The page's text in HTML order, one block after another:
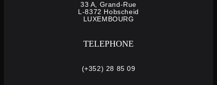
33 A, Grand-Rue
L-8372 Hobscheid
LUXEMBOURG
TELEPHONE
(+352) 28 85 09